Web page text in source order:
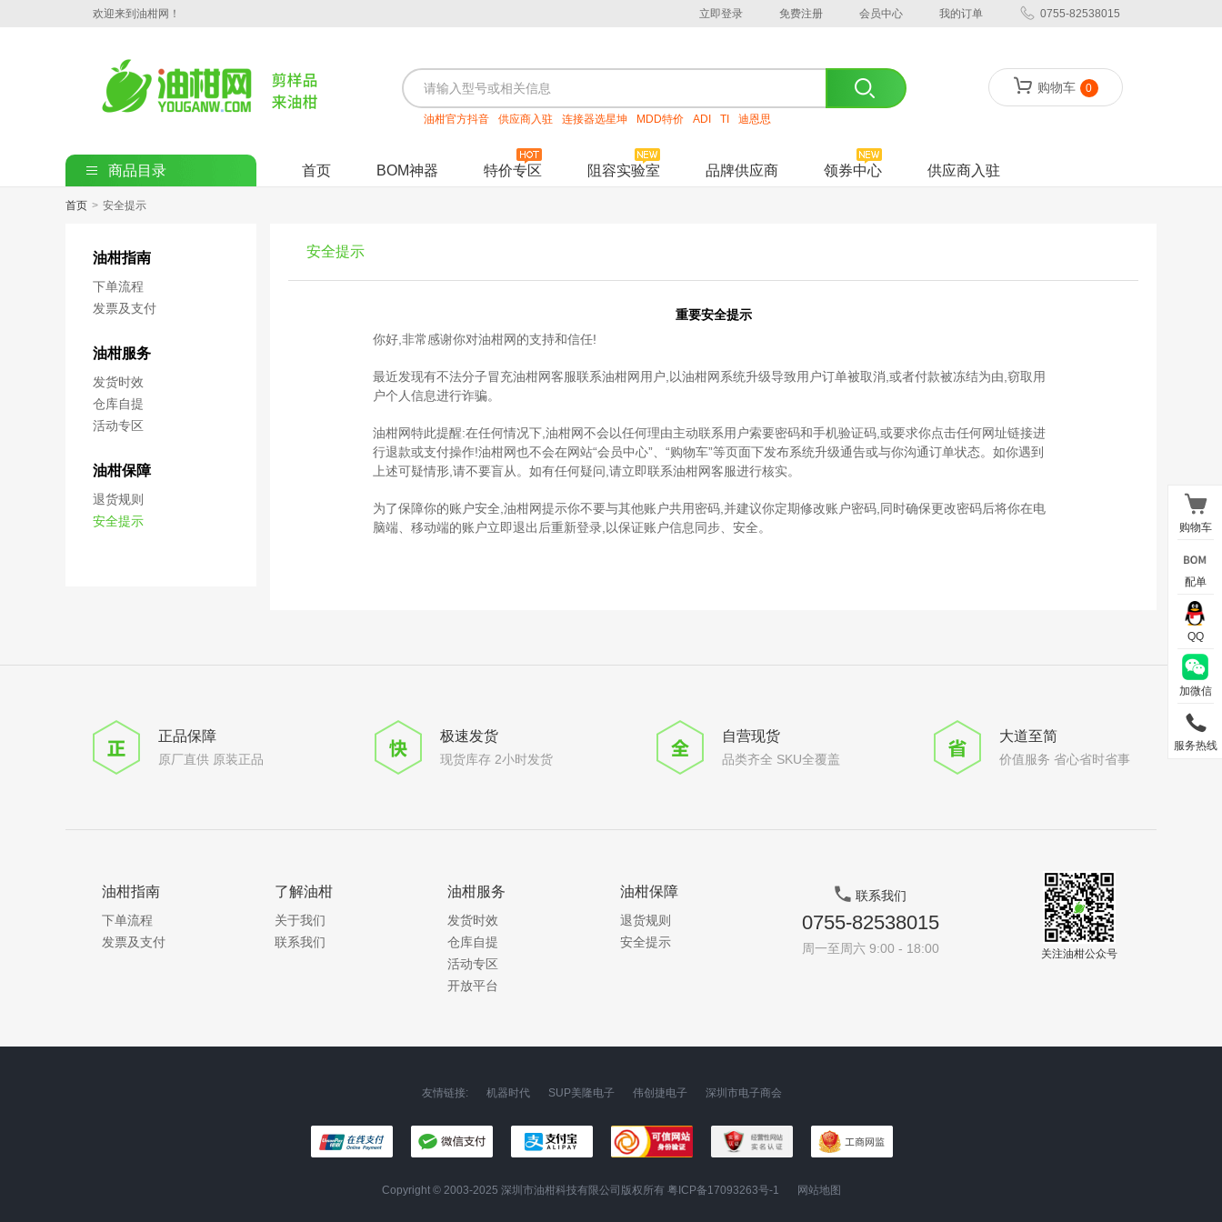
欢迎来到油柑网！ 立即登录 免费注册 会员中心 我的订单 0755-82538015
油柑官方抖音 供应商入驻 连接器选星坤 MDD特价 ADI TI 迪恩思
购物车 0
商品目录 首页 BOM神器 特价专区 阻容实验室 品牌供应商 领券中心 供应商入驻
首页 > 安全提示
油柑指南
下单流程
发票及支付
油柑服务
发货时效
仓库自提
活动专区
油柑保障
退货规则
安全提示
安全提示
重要安全提示
你好,非常感谢你对油柑网的支持和信任!
最近发现有不法分子冒充油柑网客服联系油柑网用户,以油柑网系统升级导致用户订单被取消,或者付款被冻结为由,窃取用
户个人信息进行诈骗。
油柑网特此提醒:在任何情况下,油柑网不会以任何理由主动联系用户索要密码和手机验证码,或要求你点击任何网址链接进
行退款或支付操作!油柑网也不会在网站“会员中心”、“购物车”等页面下发布系统升级通告或与你沟通订单状态。如你遇到
上述可疑情形,请不要盲从。如有任何疑问,请立即联系油柑网客服进行核实。
为了保障你的账户安全,油柑网提示你不要与其他账户共用密码,并建议你定期修改账户密码,同时确保更改密码后将你在电
脑端、移动端的账户立即退出后重新登录,以保证账户信息同步、安全。
正品保障
原厂直供 原装正品
极速发货
现货库存 2小时发货
自营现货
品类齐全 SKU全覆盖
大道至简
价值服务 省心省时省事
油柑指南
下单流程
发票及支付
了解油柑
关于我们
联系我们
油柑服务
发货时效
仓库自提
活动专区
开放平台
油柑保障
退货规则
安全提示
联系我们
0755-82538015
周一至周六 9:00 - 18:00 关注油柑公众号
友情链接: 机器时代 SUP美隆电子 伟创捷电子 深圳市电子商会
Copyright © 2003-2025 深圳市油柑科技有限公司版权所有 粤ICP备17093263号-1 网站地图
购物车
配单
QQ
加微信
服务热线